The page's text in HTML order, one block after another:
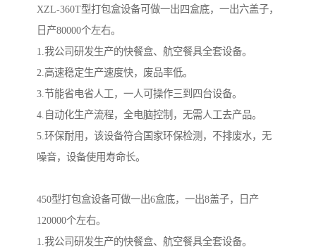
XZL-360T型打包盒设备可做一出四盒底，一出六盖子，
日产80000个左右。
1.我公司研发生产的快餐盒、航空餐具全套设备。
2.高速稳定生产速度快，废品率低。
3.节能省电省人工，一人可操作三到四台设备。
4.自动化生产流程，全电脑控制，无需人工去产品。
5.环保耐用，该设备符合国家环保检测，不排废水，无
噪音，设备使用寿命长。
450型打包盒设备可做一出6盒底，一出8盖子，日产
120000个左右。
1.我公司研发生产的快餐盒、航空餐具全套设备。